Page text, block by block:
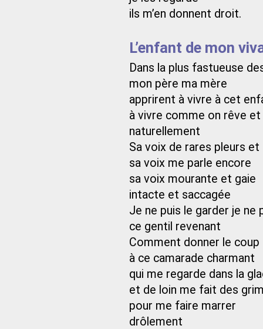
ils m’en donnent droit.
L’enfant de mon
Dans la plus fastueuse
mon père ma mère
apprirent à vivre à cet
à vivre comme on rêve et
naturellement
Sa voix de rares pleurs
sa voix me parle encore
sa voix mourante et gaie
intacte et saccagée
Je ne puis le garder je ne
ce gentil revenant
Comment donner le coup
à ce camarade charmant
qui me regarde dans la
et de loin me fait des
pour me faire marrer
drôlement